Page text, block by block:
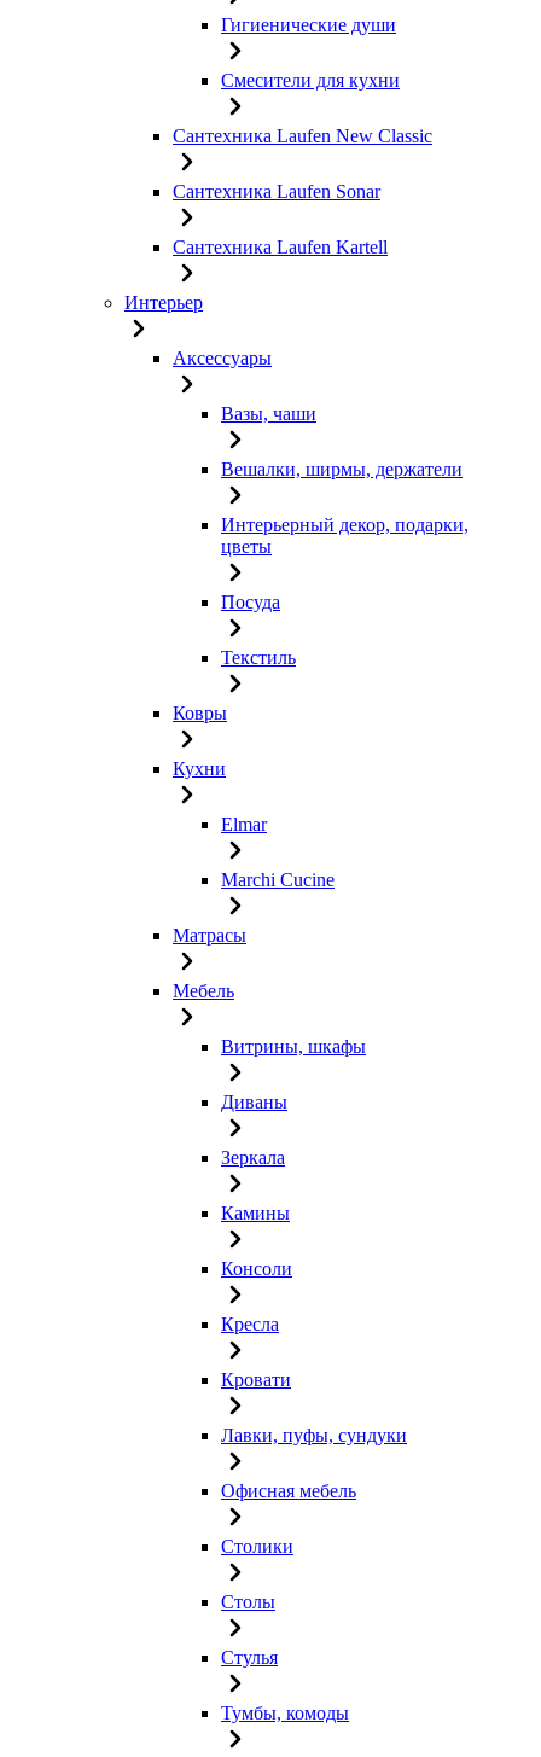
Гигиенические души
Смесители для кухни
Сантехника Laufen New Classic
Сантехника Laufen Sonar
Сантехника Laufen Kartell
Интерьер
Аксессуары
Вазы, чаши
Вешалки, ширмы, держатели
Интерьерный декор, подарки,
цветы
Посуда
Текстиль
Ковры
Кухни
Elmar
Marchi Cucine
Матрасы
Мебель
Витрины, шкафы
Диваны
Зеркала
Камины
Консоли
Кресла
Кровати
Лавки, пуфы, сундуки
Офисная мебель
Столики
Столы
Стулья
Тумбы, комоды